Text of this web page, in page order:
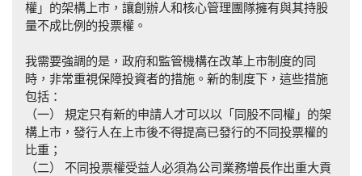
權」的架構上市，讓創辦人和核心管理團隊擁有與其持股
量不成比例的投票權。
我需要強調的是，政府和監管機構在改革上市制度的同
時，非常重視保障投資者的措施。新的制度下，這些措施
包括：
（一） 規定只有新的申請人才可以以「同股不同權」的架
構上市，發行人在上市後不得提高已發行的不同投票權的
比重；
（二） 不同投票權受益人必須為公司業務增長作出重大貢